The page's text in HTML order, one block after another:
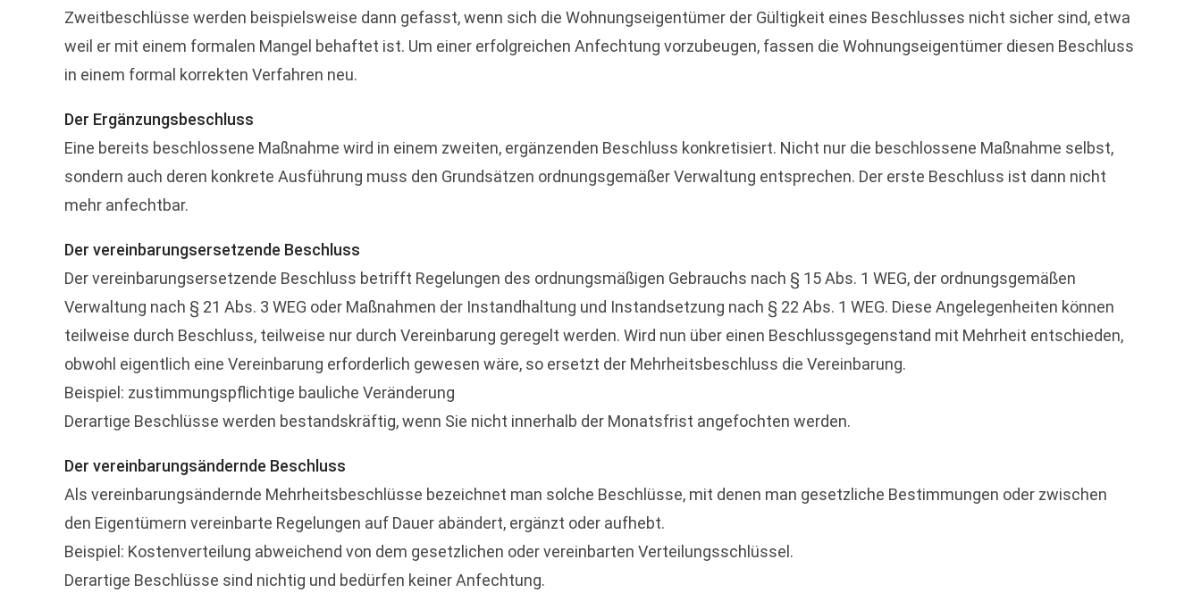
Zweitbeschlüsse werden beispielsweise dann gefasst, wenn sich die Wohnungseigentümer der Gültigkeit eines Beschlusses nicht sicher sind, etwa
weil er mit einem formalen Mangel behaftet ist. Um einer erfolgreichen Anfechtung vorzubeugen, fassen die Wohnungseigentümer diesen Beschluss
in einem formal korrekten Verfahren neu.
Der Ergänzungsbeschluss
Eine bereits beschlossene Maßnahme wird in einem zweiten, ergänzenden Beschluss konkretisiert. Nicht nur die beschlossene Maßnahme selbst,
sondern auch deren konkrete Ausführung muss den Grundsätzen ordnungsgemäßer Verwaltung entsprechen. Der erste Beschluss ist dann nicht
mehr anfechtbar.
Der vereinbarungsersetzende Beschluss
Der vereinbarungsersetzende Beschluss betrifft Regelungen des ordnungsmäßigen Gebrauchs nach § 15 Abs. 1 WEG, der ordnungsgemäßen
Verwaltung nach § 21 Abs. 3 WEG oder Maßnahmen der Instandhaltung und Instandsetzung nach § 22 Abs. 1 WEG. Diese Angelegenheiten können
teilweise durch Beschluss, teilweise nur durch Vereinbarung geregelt werden. Wird nun über einen Beschlussgegenstand mit Mehrheit entschieden,
obwohl eigentlich eine Vereinbarung erforderlich gewesen wäre, so ersetzt der Mehrheitsbeschluss die Vereinbarung.
Beispiel: zustimmungspflichtige bauliche Veränderung
Derartige Beschlüsse werden bestandskräftig, wenn Sie nicht innerhalb der Monatsfrist angefochten werden.
Der vereinbarungsändernde Beschluss
Als vereinbarungsändernde Mehrheitsbeschlüsse bezeichnet man solche Beschlüsse, mit denen man gesetzliche Bestimmungen oder zwischen
den Eigentümern vereinbarte Regelungen auf Dauer abändert, ergänzt oder aufhebt.
Beispiel: Kostenverteilung abweichend von dem gesetzlichen oder vereinbarten Verteilungsschlüssel.
Derartige Beschlüsse sind nichtig und bedürfen keiner Anfechtung.